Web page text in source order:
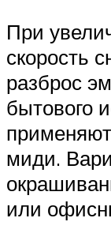
При
скорость
разброс
бытового
миди.
или